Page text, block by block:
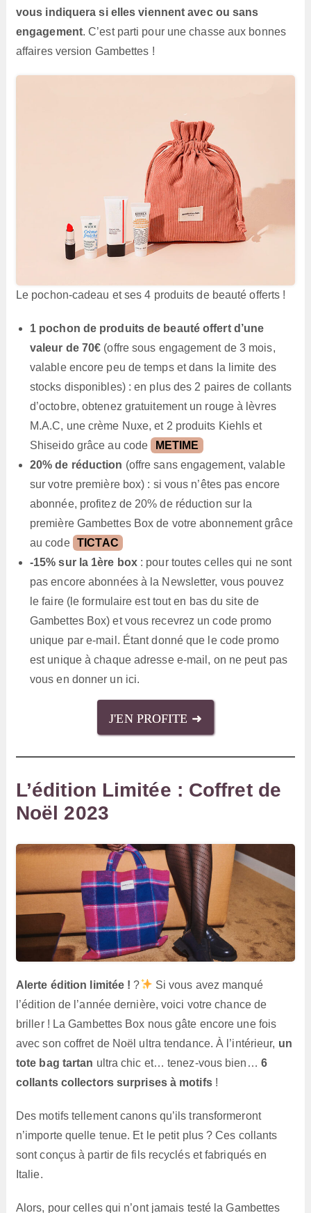
vous indiquera si elles viennent avec ou sans
engagement. C’est parti pour une chasse aux bonnes
affaires version Gambettes !
Le pochon-cadeau et ses 4 produits de beauté offerts !
1 pochon de produits de beauté offert d’une
valeur de 70€ (offre sous engagement de 3 mois,
valable encore peu de temps et dans la limite des
stocks disponibles) : en plus des 2 paires de collants
d’octobre, obtenez gratuitement un rouge à lèvres
M.A.C, une crème Nuxe, et 2 produits Kiehls et
Shiseido grâce au code
METIME
20% de réduction (offre sans engagement, valable
sur votre première box) : si vous n’êtes pas encore
abonnée, profitez de 20% de réduction sur la
première Gambettes Box de votre abonnement grâce
au code TICTAC
-15% sur la 1ère box: pour toutes celles qui ne sont
pas encore abonnées à la Newsletter, vous pouvez
le faire (le formulaire est tout en bas du site de
Gambettes Box) et vous recevrez un code promo
unique par e-mail. Étant donné que le code promo
est unique à chaque adresse e-mail, on ne peut pas
vous en donner un ici.
J'EN PROFITE ➜
L’édition Limitée : Coffret de
Noël 2023
Alerte édition limitée ! ?
Si vous avez manqué
l’édition de l’année dernière, voici votre chance de
briller ! La Gambettes Box nous gâte encore une fois
avec son coffret de Noël ultra tendance. À l’intérieur, un
tote bag tartan ultra chic et… tenez-vous bien… 6
collants collectors surprises à motifs!
Des motifs tellement canons qu’ils transformeront
n’importe quelle tenue. Et le petit plus ? Ces collants
sont conçus à partir de fils recyclés et fabriqués en
Italie.
Alors, pour celles qui n’ont jamais testé la Gambettes